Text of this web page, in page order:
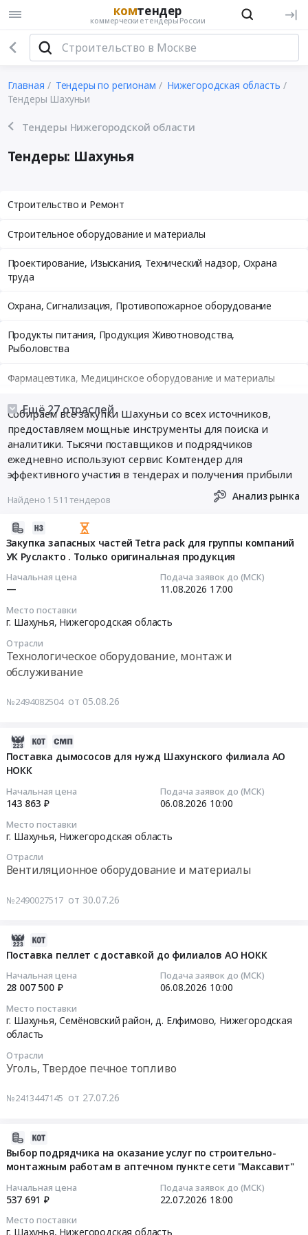
комтендер
коммерческие тендеры России
Главная Тендеры по регионам
Нижегородская область
Тендеры Шахуньи
Тендеры Нижегородской области
Тендеры: Шахунья
Ещё 27 отраслей
Строительство и Ремонт
Строительное оборудование и материалы
Проектирование, Изыскания, Технический надзор, Охрана
труда
Охрана, Сигнализация, Противопожарное оборудование
Продукты питания, Продукция Животноводства,
Рыболовства
Фармацевтика, Медицинское оборудование и материалы
Медицинские и Оздоровительные услуги
Мебель, Компьютеры и Периферия, Канцтовары, Бытовая
техника
Связь, Информационные технологии
Грузовые и пассажирские перевозки, Транспортные услуги
Полиграфия
Реклама, Дизайн, Маркетинг, Теле и радиовещание
Топливо, Уголь, Продукция нефтепереработки
Автомобили, Спецтехника, Авиа- ЖД-техника, Суда
Финансы, Страхование, Оценка, Юридические услуги
Одежда, Средства защиты, Текстиль, Хозтовары, Тара
Энергетика
Нефтяная и Газовая отрасль
Промышленное оборудование и изделия
Прочее оборудование и изделия
Обучение, Научная деятельность
Товары для Спорта, Отдыха, Развлечений, Предметы
Искусства
Металлургическое производство
Химическая продукция
Сельское хозяйство
Отходы и лом
Услуги ЖКХ
Социальные услуги
Собираем все закупки Шахуньи со всех источников,
предоставляем мощные инструменты для поиска и
аналитики. Тысячи поставщиков и подрядчиков
ежедневно используют сервис Комтендер для
эффективного участия в тендерах и получения прибыли
Найдено 1 511 тендеров Анализ рынка
Закупка запасных частей Tetra paсk для группы компаний
УК Руслакто . Только оригинальная продукция
Начальная цена
—
Подача заявок до (МСК)
11.08.2026 17:00
Место поставки
г. Шахунья, Нижегородская область
Отрасли
Технологическое оборудование, монтаж и
обслуживание
№2494082504 от 05.08.26
Поставка дымососов для нужд Шахунского филиала АО
НОКК
Начальная цена
143 863 ₽
Подача заявок до (МСК)
06.08.2026 10:00
Место поставки
г. Шахунья, Нижегородская область
Отрасли
Вентиляционное оборудование и материалы
№2490027517 от 30.07.26
Поставка пеллет с доставкой до филиалов АО НОКК
Начальная цена
28 007 500 ₽
Подача заявок до (МСК)
06.08.2026 10:00
Место поставки
г. Шахунья, Семёновский район, д. Елфимово, Нижегородская
область
Отрасли
Уголь, Твердое печное топливо
№2413447145 от 27.07.26
Выбор подрядчика на оказание услуг по строительно-
монтажным работам в аптечном пункте сети "Максавит"
Начальная цена
537 691 ₽
Подача заявок до (МСК)
22.07.2026 18:00
Место поставки
г. Шахунья, Нижегородская область